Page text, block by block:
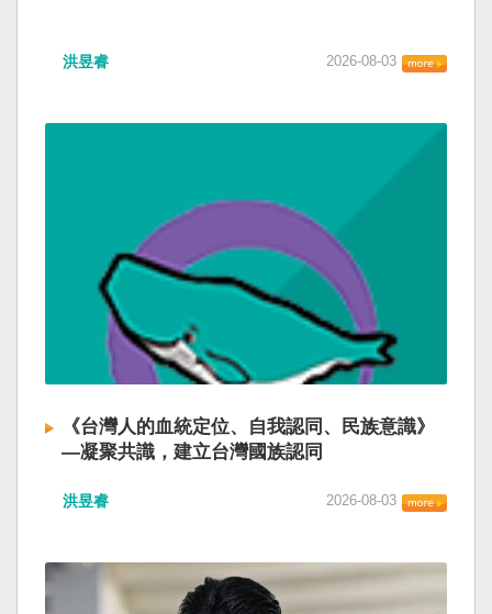
洪昱睿 2026-08-03
《台灣人的血統定位、自我認同、民族意識》
—凝聚共識，建立台灣國族認同
洪昱睿 2026-08-03